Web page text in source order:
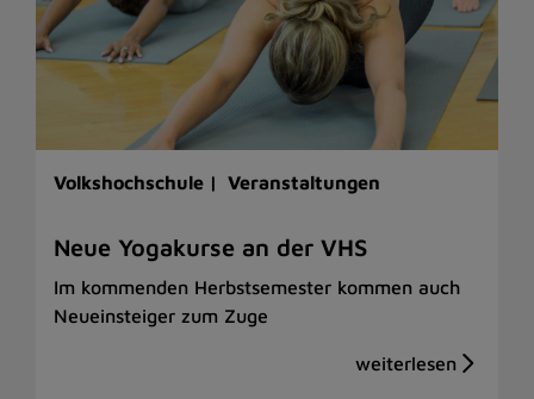
Volkshochschule | Veranstaltungen
Neue Yogakurse an der VHS
Im kommenden Herbstsemester kommen auch
Neueinsteiger zum Zuge